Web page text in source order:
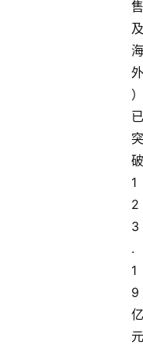
售
及
海
外
）
已
突
破
1
2
3
.
1
9
亿
元